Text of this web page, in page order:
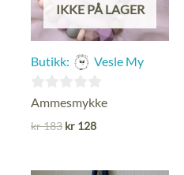
IKKE PÅ LAGER
Butikk: Vesle My
0
ut
Ammesmykke
kr183 Opprinnelig
kr 183.
kr 128Nåværende
kr 128.